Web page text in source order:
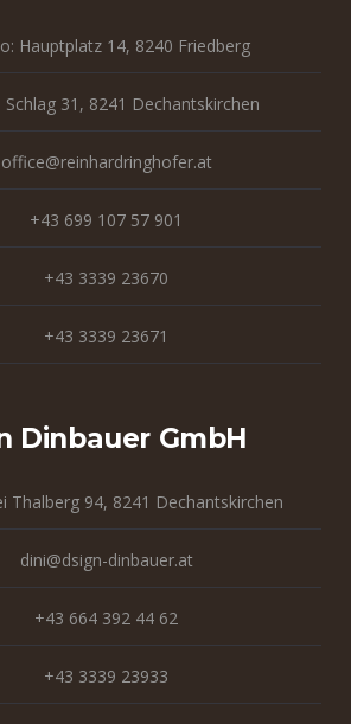
Hauptplatz 14, 8240 Friedberg
Schlag 31, 8241 Dechantskirchen
office@reinhardringhofer.at
+43 699 107 57 901
+43 3339 23670
+43 3339 23671
Dinbauer GmbH
Thalberg 94, 8241 Dechantskirchen
dini@dsign-dinbauer.at
+43 664 392 44 62
+43 3339 23933